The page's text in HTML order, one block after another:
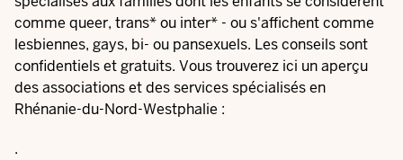
comme queer, trans* ou inter* - ou s'affichent comme
lesbiennes, gays, bi- ou pansexuels. Les conseils sont
confidentiels et gratuits. Vous trouverez ici un aperçu
des associations et des services spécialisés en
Rhénanie-du-Nord-Westphalie :
.